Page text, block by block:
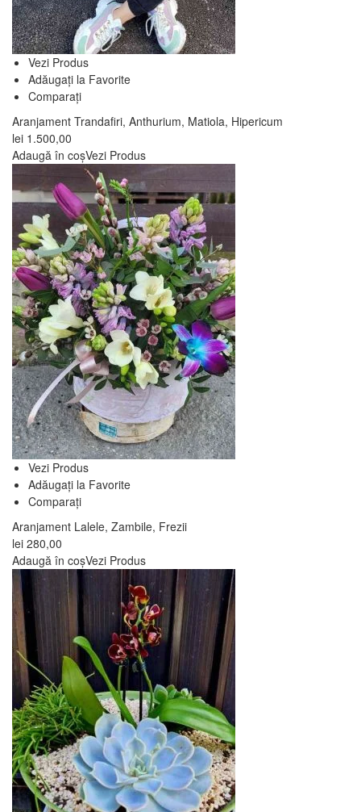
Vezi Produs
Adăugați la Favorite
Comparați
Aranjament Trandafiri, Anthurium, Matiola, Hipericum
lei 1.500,00
Adaugă în coșVezi Produs
Vezi Produs
Adăugați la Favorite
Comparați
Aranjament Lalele, Zambile, Frezii
lei 280,00
Adaugă în coșVezi Produs